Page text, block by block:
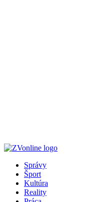
Správy
Šport
Kultúra
Reality